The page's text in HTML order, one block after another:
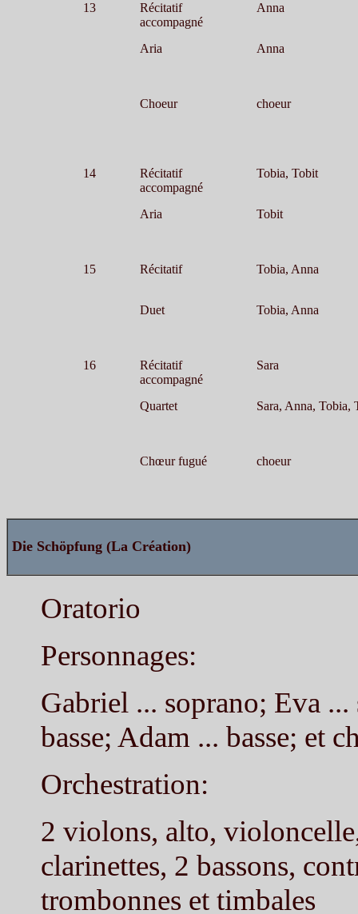
13
Récitatif
accompagné
Anna
Aria Anna
Choeur choeur
14
Récitatif
accompagné
Tobia, Tobit
Aria Tobit
15 Récitatif Tobia, Anna
Duet Tobia, Anna
16
Récitatif
accompagné
Sara
Quartet Sara, Anna, Tobia,
Chœur fugué choeur
Die Schöpfung (La Création)
Oratorio
Personnages:
Gabriel ... soprano; Eva
basse; Adam ... basse; et
Orchestration:
2 violons, alto,
clarinettes, 2 bassons,
trombonnes et timbales